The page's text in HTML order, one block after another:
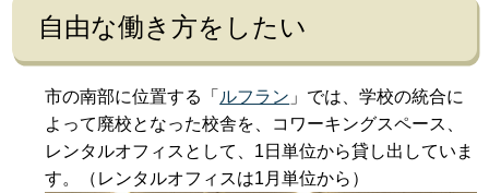
自由な働き方をしたい
市の南部に位置する「 ルフラン 」では、学校の統合に
よって廃校となった校舎を、コワーキングスペース、
レンタルオフィスとして、1日単位から貸し出していま
す。（レンタルオフィスは1月単位から）